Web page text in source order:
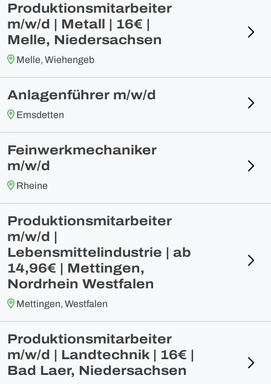
Produktionsmitarbeiter
m/w/d | Metall | 16€ |
Melle, Niedersachsen
Melle, Wiehengeb
Anlagenführer m/w/d
Emsdetten
Feinwerkmechaniker
m/w/d
Rheine
Produktionsmitarbeiter
m/w/d |
Lebensmittelindustrie | ab
14,96€ | Mettingen,
Nordrhein Westfalen
Mettingen, Westfalen
Produktionsmitarbeiter
m/w/d | Landtechnik | 16€ |
Bad Laer, Niedersachsen